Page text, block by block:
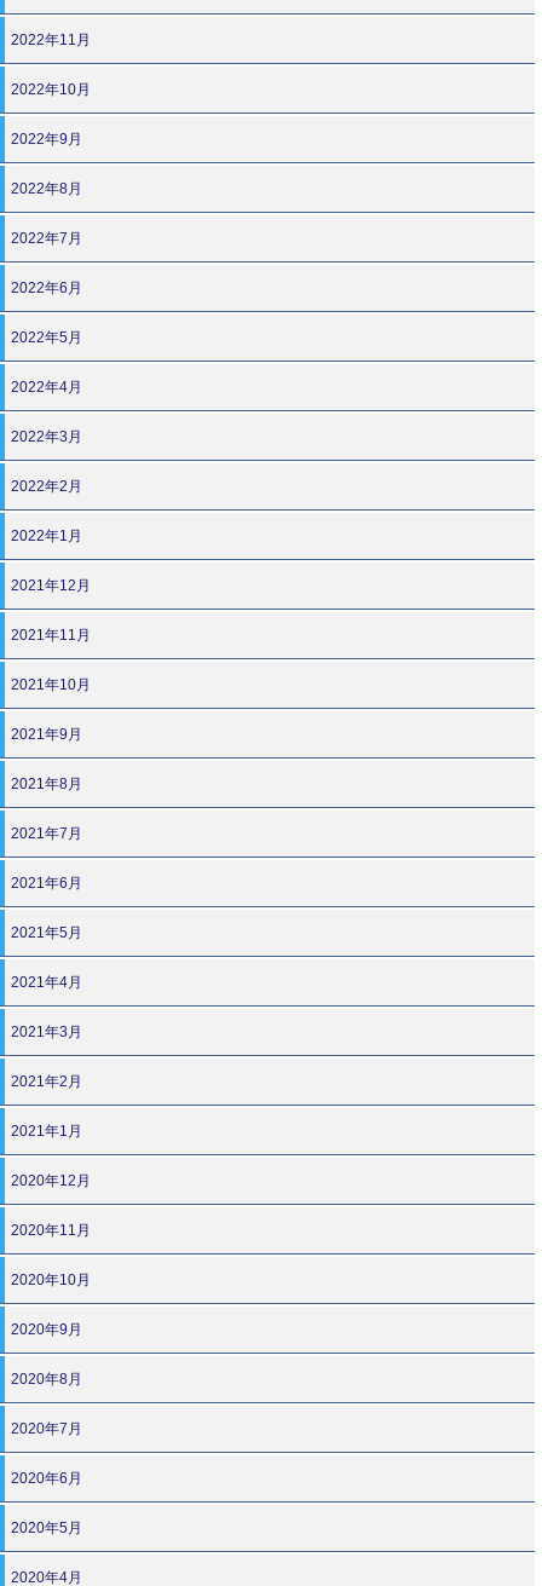
2022年11月
2022年10月
2022年9月
2022年8月
2022年7月
2022年6月
2022年5月
2022年4月
2022年3月
2022年2月
2022年1月
2021年12月
2021年11月
2021年10月
2021年9月
2021年8月
2021年7月
2021年6月
2021年5月
2021年4月
2021年3月
2021年2月
2021年1月
2020年12月
2020年11月
2020年10月
2020年9月
2020年8月
2020年7月
2020年6月
2020年5月
2020年4月